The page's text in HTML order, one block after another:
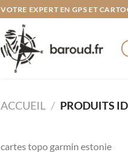
VOTRE EXPERT EN GPS ET
ACCUEIL / PRODUITS
cartes topo garmin estonie